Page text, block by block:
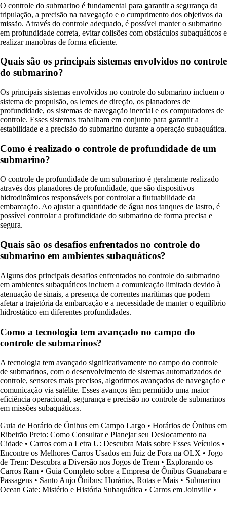
O controle do submarino é fundamental para garantir a segurança da
tripulação, a precisão na navegação e o cumprimento dos objetivos da
missão. Através do controle adequado, é possível manter o submarino
em profundidade correta, evitar colisões com obstáculos subaquáticos e
realizar manobras de forma eficiente.
Quais são os principais sistemas envolvidos no controle
do submarino?
Os principais sistemas envolvidos no controle do submarino incluem o
sistema de propulsão, os lemes de direção, os planadores de
profundidade, os sistemas de navegação inercial e os computadores de
controle. Esses sistemas trabalham em conjunto para garantir a
estabilidade e a precisão do submarino durante a operação subaquática.
Como é realizado o controle de profundidade de um
submarino?
O controle de profundidade de um submarino é geralmente realizado
através dos planadores de profundidade, que são dispositivos
hidrodinâmicos responsáveis por controlar a flutuabilidade da
embarcação. Ao ajustar a quantidade de água nos tanques de lastro, é
possível controlar a profundidade do submarino de forma precisa e
segura.
Quais são os desafios enfrentados no controle do
submarino em ambientes subaquáticos?
Alguns dos principais desafios enfrentados no controle do submarino
em ambientes subaquáticos incluem a comunicação limitada devido à
atenuação de sinais, a presença de correntes marítimas que podem
afetar a trajetória da embarcação e a necessidade de manter o equilíbrio
hidrostático em diferentes profundidades.
Como a tecnologia tem avançado no campo do
controle de submarinos?
A tecnologia tem avançado significativamente no campo do controle
de submarinos, com o desenvolvimento de sistemas automatizados de
controle, sensores mais precisos, algoritmos avançados de navegação e
comunicação via satélite. Esses avanços têm permitido uma maior
eficiência operacional, segurança e precisão no controle de submarinos
em missões subaquáticas.
Guia de Horário de Ônibus em Campo Largo • Horários de Ônibus em
Ribeirão Preto: Como Consultar e Planejar seu Deslocamento na
Cidade • Carros com a Letra U: Descubra Mais sobre Esses Veículos •
Encontre os Melhores Carros Usados em Juiz de Fora na OLX • Jogo
de Trem: Descubra a Diversão nos Jogos de Trem • Explorando os
Carros Ram • Guia Completo sobre a Empresa de Ônibus Guanabara e
Passagens • Santo Anjo Ônibus: Horários, Rotas e Mais • Submarino
Ocean Gate: Mistério e História Subaquática • Carros em Joinville •